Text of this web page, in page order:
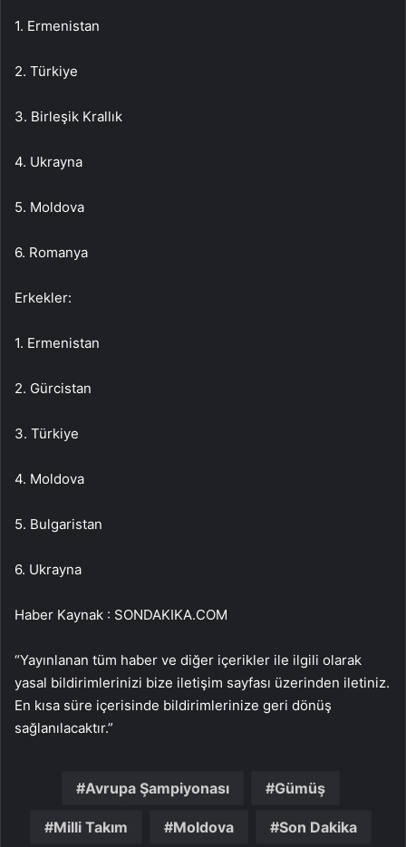
1. Ermenistan
2. Türkiye
3. Birleşik Krallık
4. Ukrayna
5. Moldova
6. Romanya
Erkekler:
1. Ermenistan
2. Gürcistan
3. Türkiye
4. Moldova
5. Bulgaristan
6. Ukrayna
Haber Kaynak : SONDAKIKA.COM
“Yayınlanan tüm haber ve diğer içerikler ile ilgili olarak
yasal bildirimlerinizi bize iletişim sayfası üzerinden iletiniz.
En kısa süre içerisinde bildirimlerinize geri dönüş
sağlanılacaktır.”
Avrupa Şampiyonası Gümüş
Milli Takım Moldova Son Dakika